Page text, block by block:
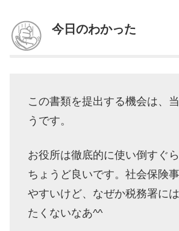
今日のわかった
この書類を提出する機会は、
うです。
お役所は徹底的に使い倒すぐ
ちょうど良いです。社会保険
やすいけど、なぜか税務署に
たくないなあ^^